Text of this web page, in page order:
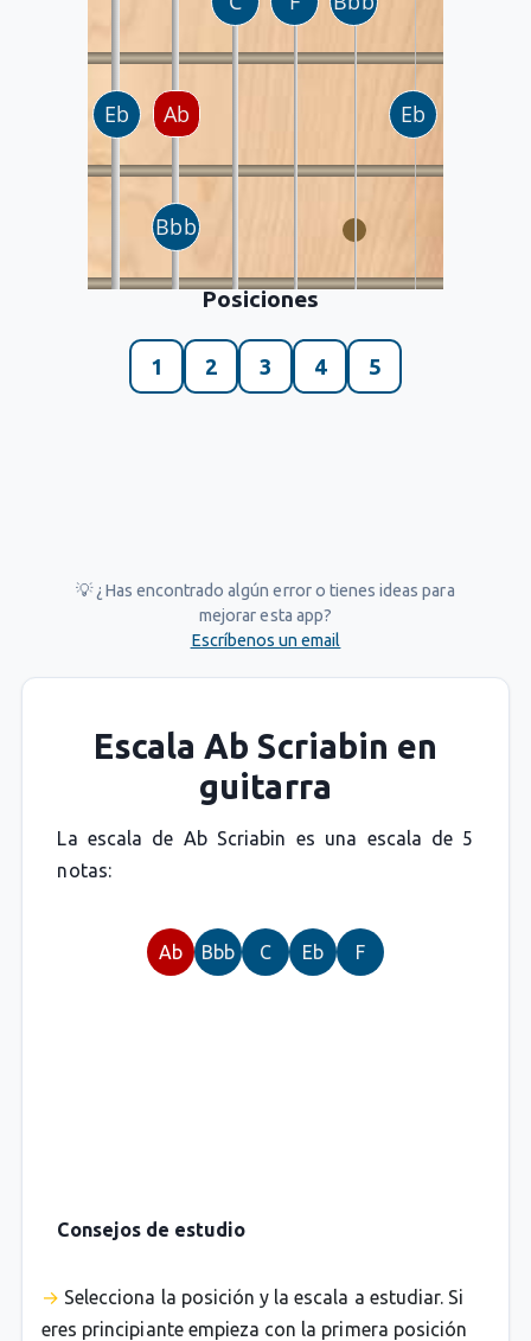
Posiciones
1 2 3 4 5
💡 ¿Has encontrado algún error o tienes ideas para
mejorar esta app?
Escríbenos un email
Escala Ab Scriabin en
guitarra
La escala de Ab Scriabin es una escala de 5
notas:
Ab Bbb C Eb F
Consejos de estudio
Selecciona la posición y la escala a estudiar. Si
eres principiante empieza con la primera posición